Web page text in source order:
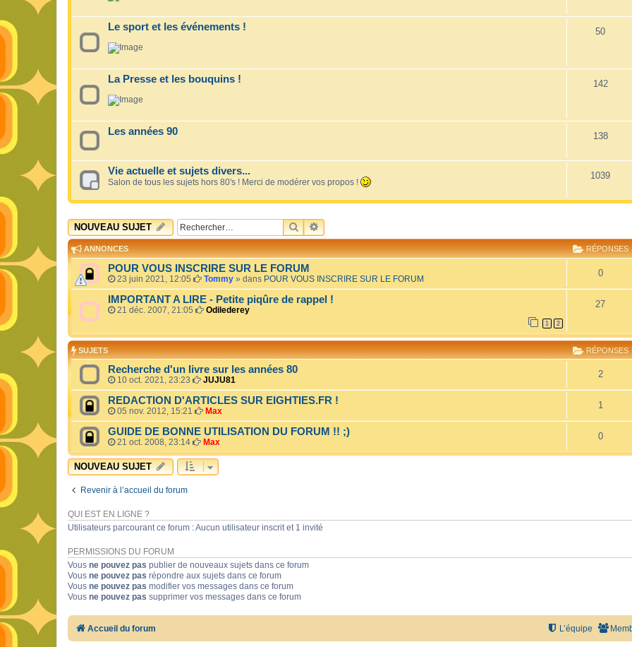
Le sport et les événements ! 50
La Presse et les bouquins ! 142
Les années 90 138
Vie actuelle et sujets divers...
Salon de tous les sujets hors 80's ! Merci de modérer vos propos !
1039
NOUVEAU SUJET RECHERCHER
RECHERCHE AVANCÉE
ANNONCES RÉPONSES
POUR VOUS INSCRIRE SUR LE FORUM
23 juin 2021, 12:05 Tommy » dans POUR VOUS INSCRIRE SUR LE FORUM
0
IMPORTANT A LIRE - Petite piqûre de rappel !
21 déc. 2007, 21:05 Odilederey
1 2
27
SUJETS RÉPONSES
Recherche d'un livre sur les années 80
10 oct. 2021, 23:23 JUJU81
2
REDACTION D'ARTICLES SUR EIGHTIES.FR !
05 nov. 2012, 15:21 Max
1
GUIDE DE BONNE UTILISATION DU FORUM !! ;)
21 oct. 2008, 23:14 Max
0
NOUVEAU SUJET
Revenir à l’accueil du forum
QUI EST EN LIGNE ?
Utilisateurs parcourant ce forum : Aucun utilisateur inscrit et 1 invité
PERMISSIONS DU FORUM
Vous ne pouvez pas publier de nouveaux sujets dans ce forum
Vous ne pouvez pas répondre aux sujets dans ce forum
Vous ne pouvez pas modifier vos messages dans ce forum
Vous ne pouvez pas supprimer vos messages dans ce forum
Accueil du forum L’équipe